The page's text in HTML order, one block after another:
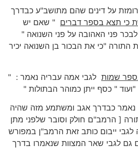
רומזת על דינים שהם מתושב"ע כבדרך
כי תצא בספר דברים " שאם יש
פני האהובה על פני השנואה "
התורה "כי את הבכור בן השנואה יכיר
שמות לגבי אמה עבריה נאמר : "
" כסף ייתן כמוהר הבתולות "
נאמר כבדרך אגב ומשתמע מזה שהיה
[ הרמב"ם חולק וסובר שלפני מתן
לגבי ייבום כותב זאת הרמב"ן במפורש
גם לגבי שאר המצוות שנאמרו בדרך